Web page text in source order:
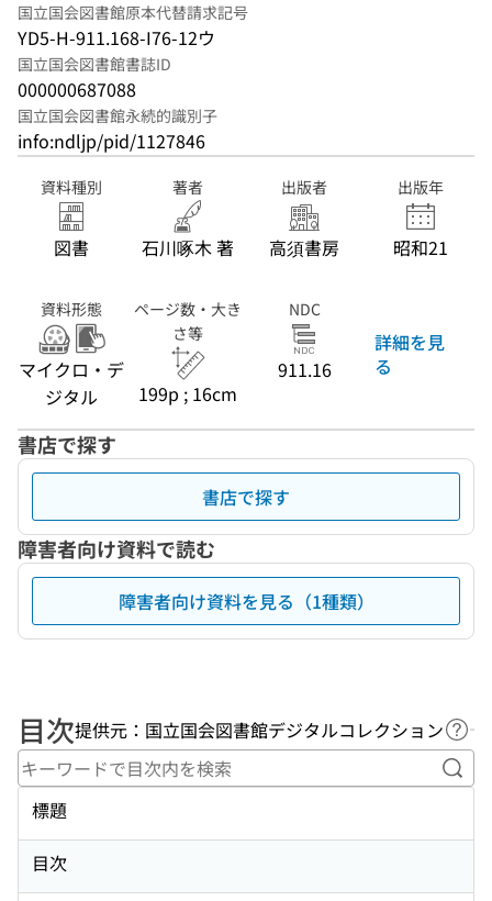
国立国会図書館原本代替請求記号
YD5-H-911.168-I76-12ウ
国立国会図書館書誌ID
000000687088
国立国会図書館永続的識別子
info:ndljp/pid/1127846
資料種別
図書
著者
石川啄木 著
出版者
高須書房
出版年
昭和21
資料形態
マイクロ・デ
ジタル
ページ数・大き
さ等
199p ; 16cm
NDC
911.16
詳細を見
る
書店で探す
書店で探す
障害者向け資料で読む
障害者向け資料を見る（1種類）
目次提供元：国立国会図書館デジタルコレクション ヘ
キ
標題
目次